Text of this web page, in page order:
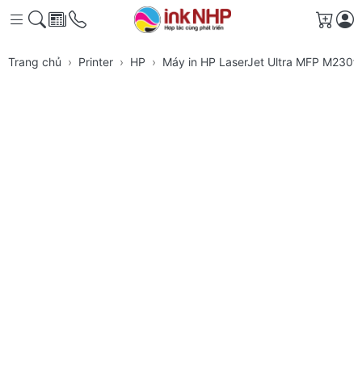
Giỏ
Trang chủ Printer HP Máy in HP LaserJet Ultra MFP